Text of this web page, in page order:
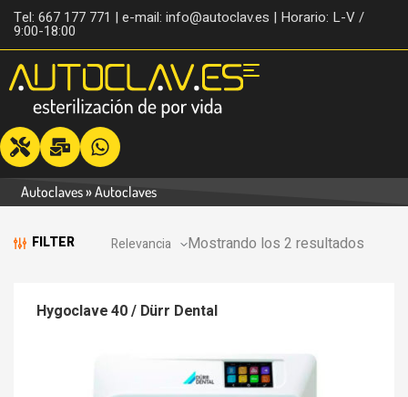
Tel: 667 177 771 | e-mail: info@autoclav.es | Horario: L-V /
9:00-18:00
Autoclaves»Autoclaves
FILTER Mostrando los 2 resultados
Hygoclave 40 / Dürr Dental